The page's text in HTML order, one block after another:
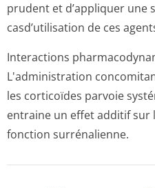
prudent et d’appliquer une
casd’utilisation de ces
Interactions
L'administration
les corticoïdes parvoie
entraine un effet additif
fonction surrénalienne.